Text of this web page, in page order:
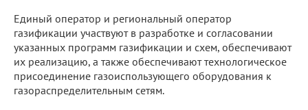
Единый оператор и региональный оператор
газификации участвуют в разработке и согласовании
указанных программ газификации и схем, обеспечивают
их реализацию, а также обеспечивают технологическое
присоединение газоиспользующего оборудования к
газораспределительным сетям.